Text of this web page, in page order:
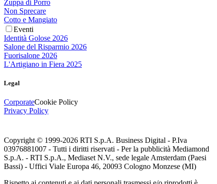
Zuppa di Porro
Non Sprecare
Cotto e Mangiato
Eventi
Identità Golose 2026
Salone del Risparmio 2026
Fuorisalone 2026
L'Artigiano in Fiera 2025
Legal
CorporateCookie Policy
Privacy Policy
Copyright © 1999-2026 RTI S.p.A. Business Digital - P.Iva
03976881007 - Tutti i diritti riservati - Per la pubblicità Mediamond
S.p.A. - RTI S.p.A., Mediaset N.V., sede legale Amsterdam (Paesi
Bassi) - Uffici Viale Europa 46, 20093 Cologno Monzese (MI)